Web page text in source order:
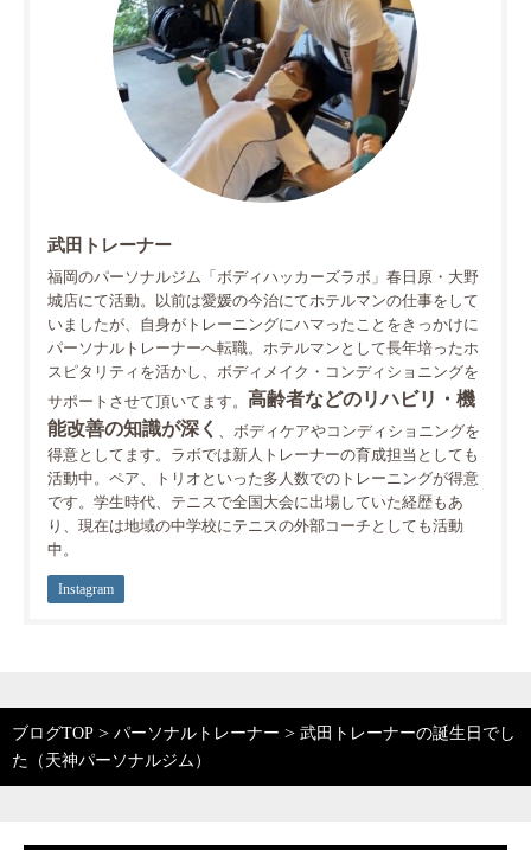
武田トレーナー
福岡のパーソナルジム「ボディハッカーズラボ」春日原・大野
城店にて活動。以前は愛媛の今治にてホテルマンの仕事をして
いましたが、自身がトレーニングにハマったことをきっかけに
パーソナルトレーナーへ転職。ホテルマンとして長年培ったホ
スピタリティを活かし、ボディメイク・コンディショニングを
サポートさせて頂いてます。 高齢者などのリハビリ・機
能改善の知識が深く
、ボディケアやコンディショニングを
得意としてます。ラボでは新人トレーナーの育成担当としても
活動中。ペア、トリオといった多人数でのトレーニングが得意
です。学生時代、テニスで全国大会に出場していた経歴もあ
り、現在は地域の中学校にテニスの外部コーチとしても活動
中。
Instagram
ブログTOP > パーソナルトレーナー > 武田トレーナーの誕生日でし
た（天神パーソナルジム）